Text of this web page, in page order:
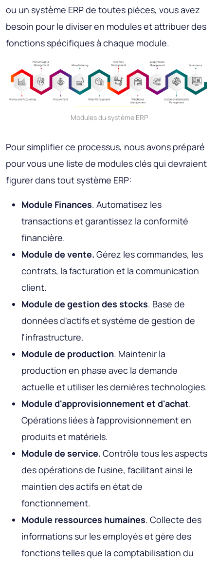
ou un système ERP de toutes pièces, vous avez
besoin pour le diviser en modules et attribuer des
fonctions spécifiques à chaque module.
Modules du système ERP
Pour simplifier ce processus, nous avons préparé
pour vous une liste de modules clés qui devraient
figurer dans tout système ERP:
Module Finances. Automatisez les
transactions et garantissez la conformité
financière.
Module de vente. Gérez les commandes, les
contrats, la facturation et la communication
client.
Module de gestion des stocks. Base de
données d'actifs et système de gestion de
l'infrastructure.
Module de production. Maintenir la
production en phase avec la demande
actuelle et utiliser les dernières technologies.
Module d'approvisionnement et d'achat.
Opérations liées à l'approvisionnement en
produits et matériels.
Module de service. Contrôle tous les aspects
des opérations de l'usine, facilitant ainsi le
maintien des actifs en état de
fonctionnement.
Module ressources humaines. Collecte des
informations sur les employés et gère des
fonctions telles que la comptabilisation du